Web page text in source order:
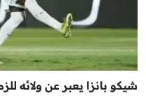
شيكو بانزا يعبر عن ولائه